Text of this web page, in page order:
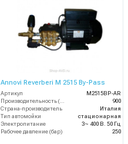
Annovi Reverberi M 2515 By-Pass
Артикул
M2515BP-AR
Производительность (л/ч)
900
Страна-производитель
Италия
Тип автомойки
стационарная
Электропитание
3~ 400 В. 50 Гц
Рабочее давление (бар)
250